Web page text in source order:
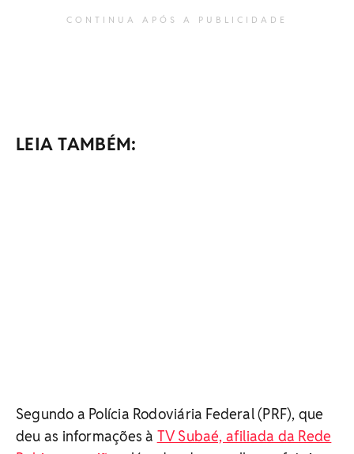
CONTINUA APÓS A PUBLICIDADE
LEIA TAMBÉM:
Segundo a Polícia Rodoviária Federal (PRF), que
deu as informações à TV Subaé, afiliada da Rede